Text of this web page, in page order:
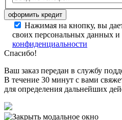
Нажимая на кнопку, вы
своих персональных данных и
конфиденциальности
Спасибо!
Ваш заказ передан в службу
В течение 30 минут с вами
для определения дальнейших